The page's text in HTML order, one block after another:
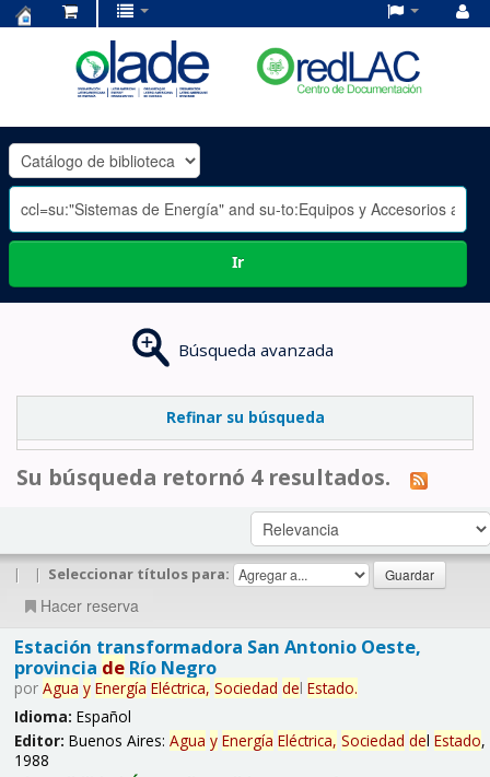
OLADE
-
Ir
Búsqueda avanzada
Refinar su búsqueda
Su búsqueda retornó 4 resultados.
| | Seleccionar títulos para:
Hacer reserva
Estación transformadora San Antonio Oeste,
provincia deRío Negro
por Agua y Energía Eléctrica, Sociedad del Estado.
Idioma: Español
Editor: Buenos Aires: Agua y Energía Eléctrica, Sociedad del Estado,
1988